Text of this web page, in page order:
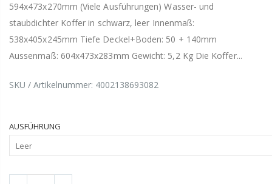
594x473x270mm (Viele Ausführungen) Wasser- und
staubdichter Koffer in schwarz, leer Innenmaß:
538x405x245mm Tiefe Deckel+Boden: 50 + 140mm
Aussenmaß: 604x473x283mm Gewicht: 5,2 Kg Die Koffer...
SKU / Artikelnummer: 4002138693082
AUSFÜHRUNG